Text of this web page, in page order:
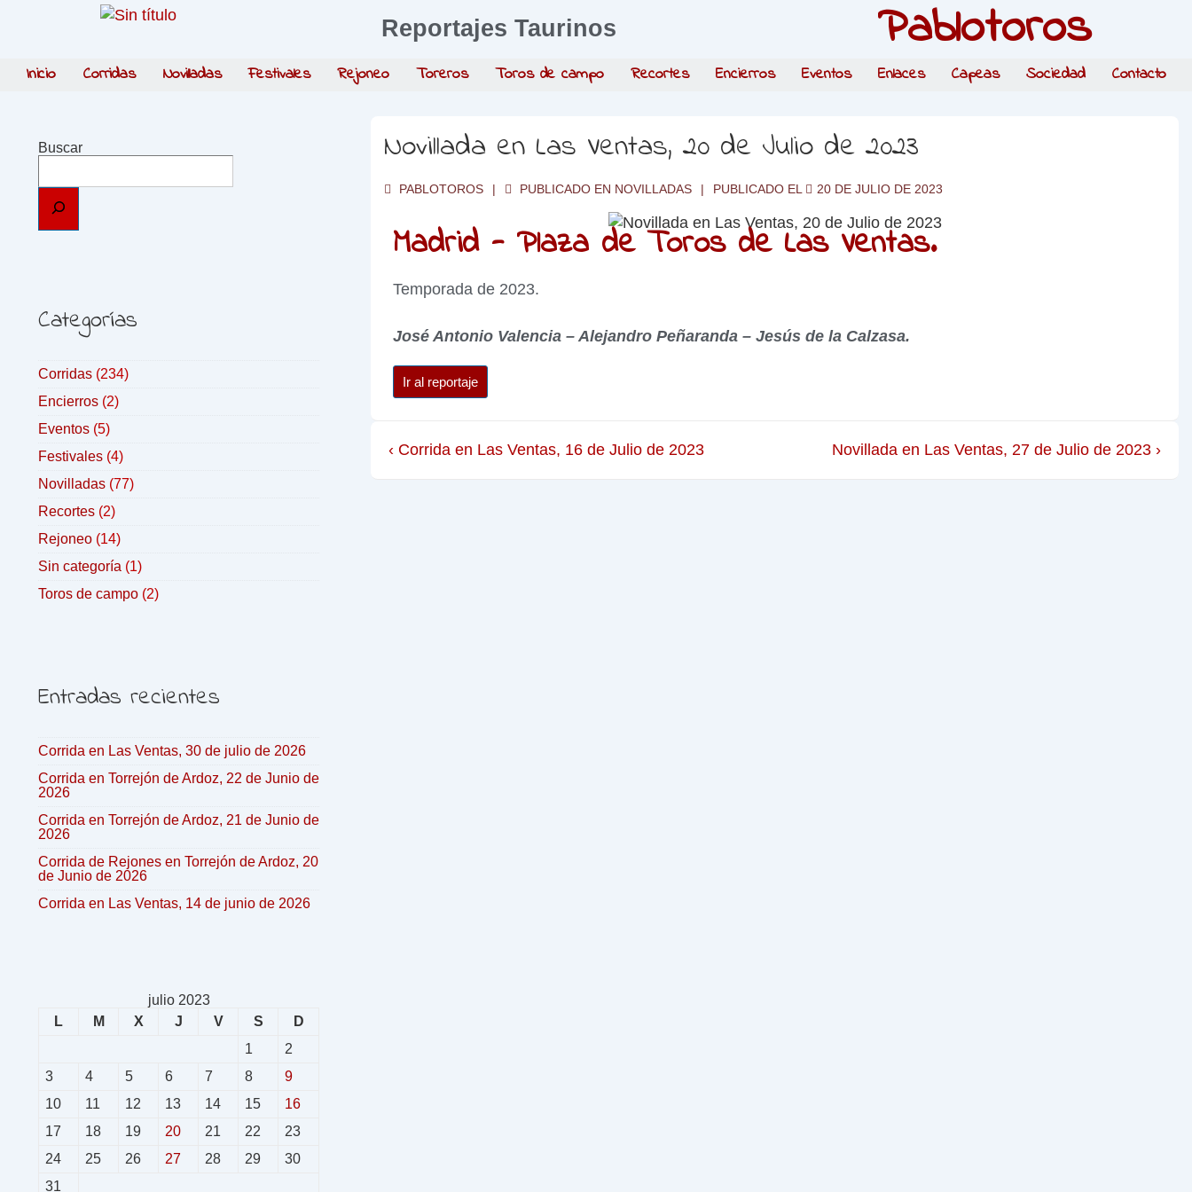
Reportajes Taurinos Pablotoros
Inicio Corridas Novilladas Festivales Rejoneo Toreros Toros de campo Recortes Encierros Eventos Enlaces Capeas Sociedad Contacto
Novillada en Las Ventas, 20 de Julio de 2023
PABLOTOROS PUBLICADO EN NOVILLADAS PUBLICADO EL 20 DE JULIO DE 2023
Madrid - Plaza de Toros de Las Ventas.
Temporada de 2023.
José Antonio Valencia – Alejandro Peñaranda – Jesús de la Calzasa.
Ir al reportaje
‹ Corrida en Las Ventas, 16 de Julio de 2023 Novillada en Las Ventas, 27 de Julio de 2023 ›
Buscar
Categorías
Corridas (234)
Encierros (2)
Eventos (5)
Festivales (4)
Novilladas (77)
Recortes (2)
Rejoneo (14)
Sin categoría (1)
Toros de campo (2)
Entradas recientes
Corrida en Las Ventas, 30 de julio de 2026
Corrida en Torrejón de Ardoz, 22 de Junio de
2026
Corrida en Torrejón de Ardoz, 21 de Junio de
2026
Corrida de Rejones en Torrejón de Ardoz, 20
de Junio de 2026
Corrida en Las Ventas, 14 de junio de 2026
julio 2023
L
M X J V S
D
1
2
3
4 5 6 7 8
9
10
11 12 13 14 15
16
17
18 19 20 21 22
23
24
25 26 27 28 29
30
31